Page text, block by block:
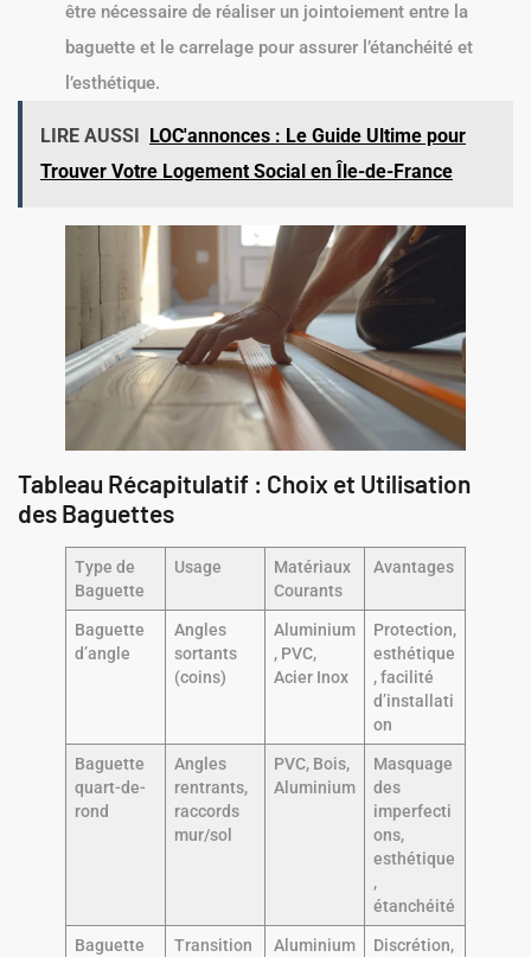
être nécessaire de réaliser un jointoiement entre la
baguette et le carrelage pour assurer l’étanchéité et
l’esthétique.
LIRE AUSSI
LOC'annonces : Le Guide Ultime pour
Trouver Votre Logement Social en Île-de-France
Tableau Récapitulatif : Choix et Utilisation
des Baguettes
Type de
Baguette
Usage
Matériaux
Courants
Avantages
Baguette
d’angle
Angles
sortants
(coins)
Aluminium
, PVC,
Acier Inox
Protection,
esthétique
, facilité
d’installati
on
Baguette
quart-de-
rond
Angles
rentrants,
raccords
mur/sol
PVC, Bois,
Aluminium
Masquage
des
imperfecti
ons,
esthétique
,
étanchéité
Baguette
Transition
Aluminium
Discrétion,